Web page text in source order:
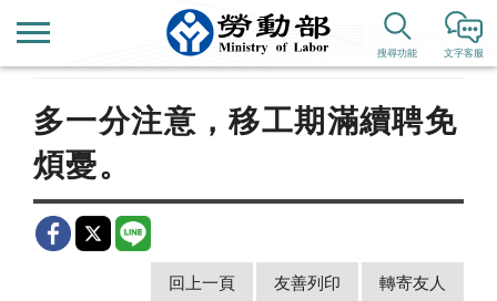
文字客服
搜尋功能
新聞公告 歷史新聞
多一分注意，移工期滿續聘免
煩憂。
回上一頁 友善列印 轉寄友人